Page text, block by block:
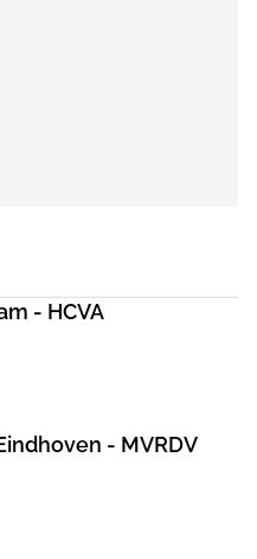
- HCVA
- MVRDV